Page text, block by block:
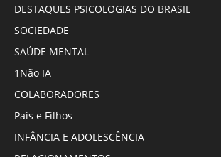
DESTAQUES PSICOLOGIAS DO BRASIL
SOCIEDADE
SAÚDE MENTAL
1Não IA
COLABORADORES
Pais e Filhos
INFÂNCIA E ADOLESCÊNCIA